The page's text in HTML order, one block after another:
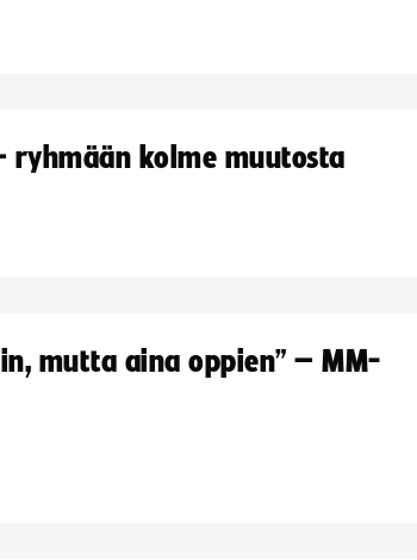
ryhmään kolme muutosta
mutta aina oppien” – MM-